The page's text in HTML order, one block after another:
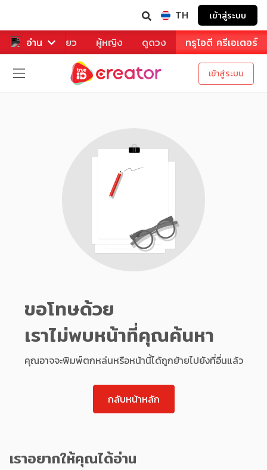
TH เข้าสู่ระบบ
อ่าน
หาร ท่องเที่ยว ผู้หญิง ดูดวง ทรูไอดี ครีเอเตอร์
เข้าสู่ระบบ
ขอโทษด้วย
เราไม่พบหน้าที่คุณค้นหา
คุณอาจจะพิมพ์ตกหล่นหรือหน้านี้ได้ถูกย้ายไปยังที่อื่นแล้ว
กลับหน้าหลัก
เราอยากให้คุณได้อ่าน